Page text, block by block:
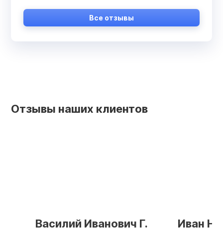
Все отзывы
Отзывы наших клиентов
Василий Иванович Г. Иван